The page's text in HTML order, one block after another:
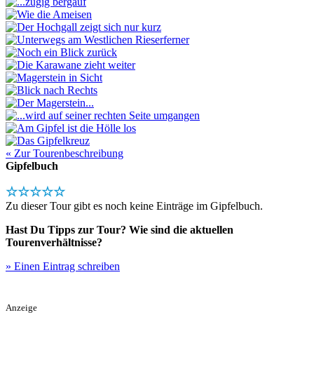
« Zur Tourenbeschreibung
Gipfelbuch
☆☆☆☆☆
Zu dieser Tour gibt es noch keine Einträge im Gipfelbuch.
Hast Du Tipps zur Tour? Wie sind die aktuellen
Tourenverhältnisse?
» Einen Eintrag schreiben
Anzeige